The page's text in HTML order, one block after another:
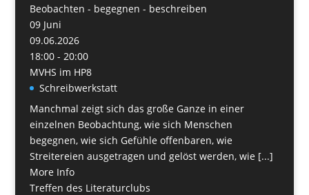
Beobachten - begegnen - beschreiben
09 Juni
09.06.2026
18:00 - 20:00
MVHS im HP8
Schreibwerkstatt
Manchmal zeigt sich das große Ganze in einer
einzelnen Beobachtung, wie sich Menschen
begegnen, wie sich Gefühle offenbaren, wie
Streitereien ausgetragen und gelöst werden, wie [...]
More Info
Treffen des Literaturclubs